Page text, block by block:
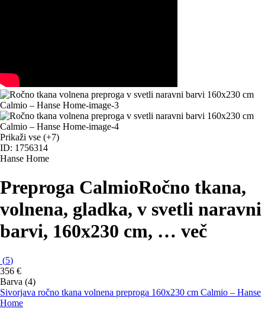
Prikaži vse (+7)
ID: 1756314
Hanse Home
Preproga CalmioRočno tkana,
volnena, gladka, v svetli naravni
barvi, 160x230 cm, … več
(5)
356 €
Barva (4)
Sivorjava ročno tkana volnena preproga 160x230 cm Calmio – Hanse
Home